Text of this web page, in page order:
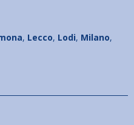
, Lecco, Lodi, Milano,